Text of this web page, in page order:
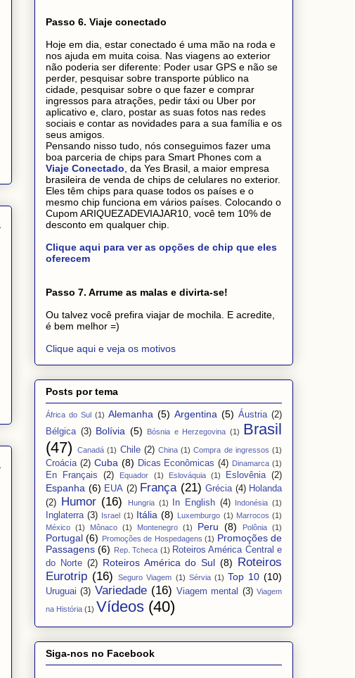
Passo 6. Viaje conectado
Hoje em dia, estar conectado é uma mão na roda e
nos ajuda em muita coisa. Nas viagens ao exterior
não poderia ser diferente: Poder usar GPS e não se
perder, pesquisar sobre transporte público na
cidade, pesquisar sobre o que fazer e comprar
ingressos para atrações, pedir táxi ou Uber por
aplicativo e, claro, postar as suas fotos nas redes
sociais e contar as novidades para a sua família e os
seus amigos.
Pensando nisso tudo, nós conseguimos fazer uma
boa parceria de chips para Smart Phones com a
Viaje Conectado , da Yes Brasil, a maior empresa
brasileira de venda de chips de celulares no exterior.
Eles têm chips para quase todos os países e o
mesmo chip funciona em vários países. Colocando o
Cupom ARIQUEZADEVIAJAR10, você tem 10% de
desconto em qualquer chip.
Clique aqui para ver as opções de chip que eles
oferecem
Passo 7. Arrume as malas e divirta-se!
Ou talvez você prefira viajar de mochila. E acredite,
é bem melhor =)
Clique aqui e veja os motivos
Posts por tema
África do Sul (1) Alemanha (5) Argentina (5) Áustria (2)
Bélgica (3) Bolívia (5) Bósnia e Herzegovina (1) Brasil
(47)
Canadá (1) Chile (2) China (1) Compra de ingressos (1)
Croácia (2) Cuba (8) Dicas Econômicas (4) Dinamarca (1)
En Français (2) Equador (1) Eslováquia (1) Eslovênia (2)
Espanha (6) EUA (2) França (21) Grécia (4) Holanda
(2) Humor (16) Hungria (1) In English (4) Indonésia (1)
Inglaterra (3) Israel (1) Itália (8) Luxemburgo (1) Marrocos (1)
México (1) Mônaco (1) Montenegro (1) Peru (8) Polônia (1)
Portugal (6) Promoções de Hospedagens (1) Promoções de
Passagens (6) Rep. Tcheca (1) Roteiros América Central e
do Norte (2) Roteiros América do Sul (8) Roteiros
Eurotrip (16) Seguro Viagem (1) Sérvia (1) Top 10 (10)
Uruguai (3) Variedade (16) Viagem mental (3) Viagem
na História (1) Vídeos (40)
Siga-nos no Facebook